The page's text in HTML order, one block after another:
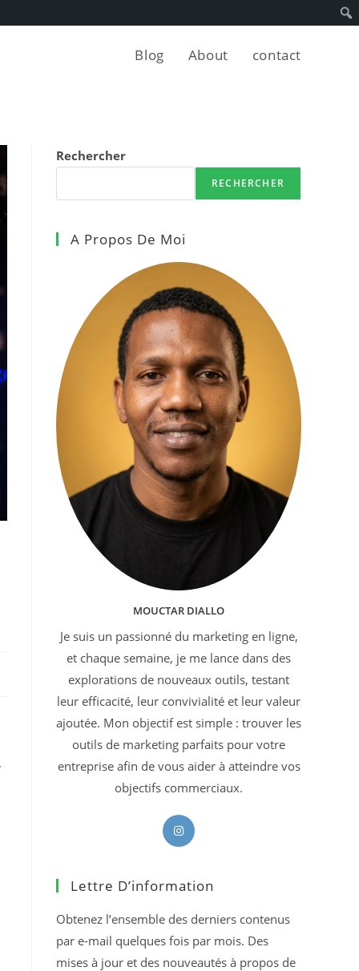
Blog About contact
Rechercher
RECHERCHER
A Propos De Moi
MOUCTAR DIALLO
Je suis un passionné du marketing en ligne,
et chaque semaine, je me lance dans des
explorations de nouveaux outils, testant
leur efficacité, leur convivialité et leur valeur
ajoutée. Mon objectif est simple : trouver les
outils de marketing parfaits pour votre
entreprise afin de vous aider à atteindre vos
objectifs commerciaux.
S’ouvre
nouvel
Lettre D’information
Obtenez l’ensemble des derniers contenus
par e-mail quelques fois par mois. Des
mises à jour et des nouveautés à propos de